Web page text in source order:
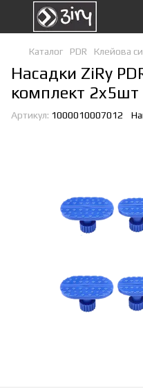
Каталог PDR Клейова
Насадки ZiRy
комплект 2x5шт
Артикул: 1000010007012